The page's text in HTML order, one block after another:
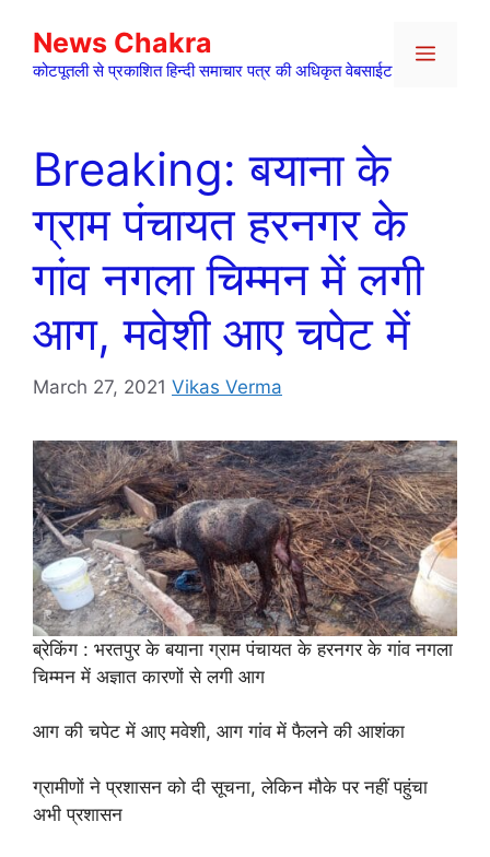
content
News Chakra
कोटपूतली से प्रकाशित हिन्दी समाचार पत्र की अधिकृत वेबसाईट
Menu
Breaking: बयाना के
ग्राम पंचायत हरनगर के
गांव नगला चिम्मन में लगी
आग, मवेशी आए चपेट में
March 27, 2021 Vikas Verma
ब्रेकिंग : भरतपुर के बयाना ग्राम पंचायत के हरनगर के गांव नगला
चिम्मन में अज्ञात कारणों से लगी आग
आग की चपेट में आए मवेशी, आग गांव में फैलने की आशंका
ग्रामीणों ने प्रशासन को दी सूचना, लेकिन मौके पर नहीं पहुंचा
अभी प्रशासन